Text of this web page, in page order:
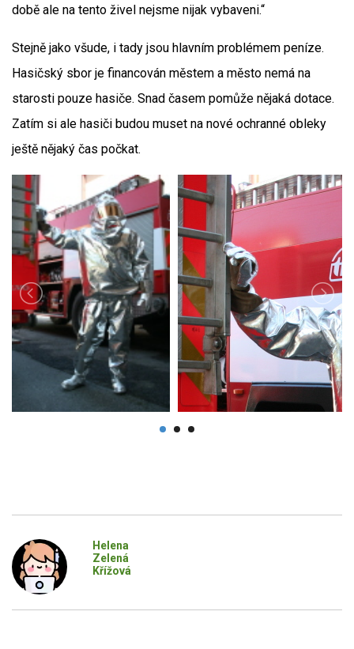
době ale na tento živel nejsme nijak vybaveni.“
Stejně jako všude, i tady jsou hlavním problémem peníze.
Hasičský sbor je financován městem a město nemá na
starosti pouze hasiče. Snad časem pomůže nějaká dotace.
Zatím si ale hasiči budou muset na nové ochranné obleky
ještě nějaký čas počkat.
Helena
Zelená
Křížová